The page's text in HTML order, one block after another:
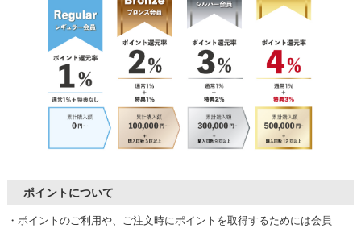
ポイントについて
・ポイントのご利用や、ご注文時にポイントを取得するためには会員